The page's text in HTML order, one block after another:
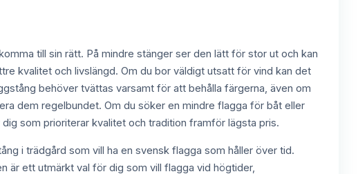
till sin rätt. På mindre stänger ser den lätt för stor ut och kan
kvalitet och livslängd. Om du bor väldigt utsatt för vind kan det
behöver tvättas varsamt för att behålla färgerna, även om
dem regelbundet. Om du söker en mindre flagga för båt eller
som prioriterar kvalitet och tradition framför lägsta pris.
i trädgård som vill ha en svensk flagga som håller över tid.
är ett utmärkt val för dig som vill flagga vid högtider,